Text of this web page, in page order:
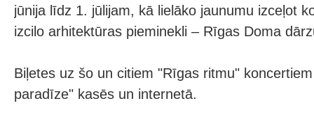
jūnija līdz 1. jūlijam, kā lielāko jaunumu izceļot
izcilo arhitektūras pieminekli – Rīgas Doma
Biļetes uz šo un citiem "Rīgas ritmu"
paradīze" kasēs un internetā.